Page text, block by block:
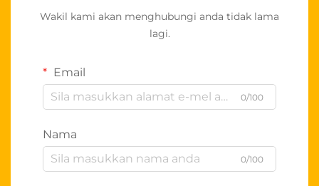
Wakil kami akan menghubungi anda tidak lama
lagi.
Email
0/100
Nama
0/100